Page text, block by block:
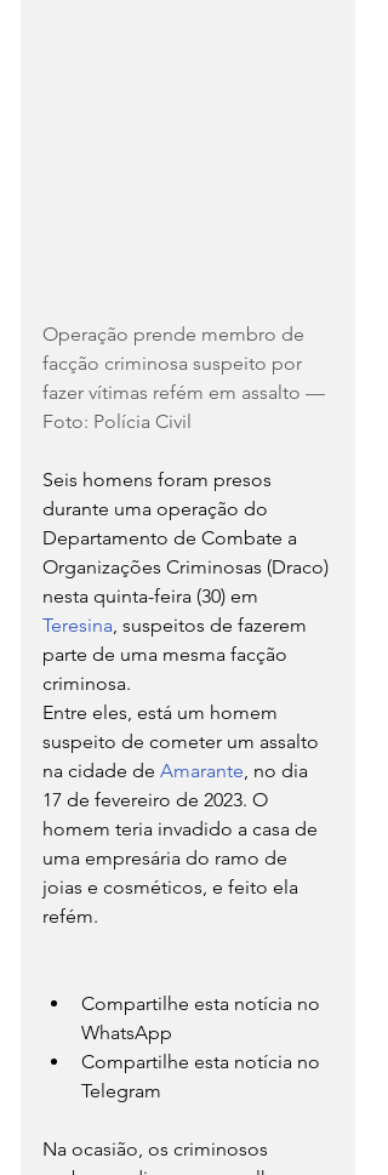
Operação prende membro de
facção criminosa suspeito por
fazer vítimas refém em assalto —
Foto: Polícia Civil
Seis homens foram presos
durante uma operação do
Departamento de Combate a
Organizações Criminosas (Draco)
nesta quinta-feira (30) em
Teresina, suspeitos de fazerem
parte de uma mesma facção
criminosa.
Entre eles, está um homem
suspeito de cometer um assalto
na cidade de Amarante, no dia
17 de fevereiro de 2023. O
homem teria invadido a casa de
uma empresária do ramo de
joias e cosméticos, e feito ela
refém.
Compartilhe esta notícia no
WhatsApp
Compartilhe esta notícia no
Telegram
Na ocasião, os criminosos